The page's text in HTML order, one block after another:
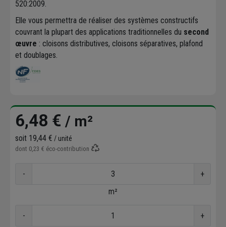
520:2009.
Elle vous permettra de réaliser des systèmes constructifs
couvrant la plupart des applications traditionnelles du second
œuvre : cloisons distributives, cloisons séparatives, plafond
et doublages.
6,48 € / m²
soit 19,44 € / unité
dont 0,23 € éco-contribution
-
+
m²
-
+